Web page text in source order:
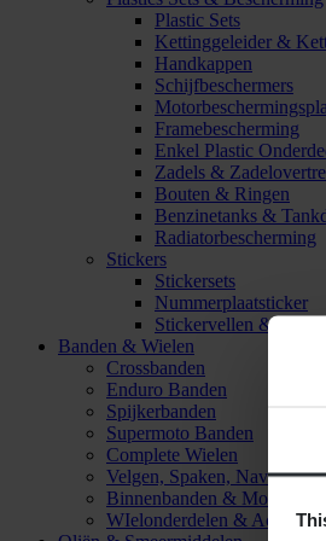
Plastic Sets
Kettinggeleider &
Handkappen
Schijfbeschermers
Framebescherming
Enkel Plastic
Zadels &
Bouten & Ringen
Benzinetanks &
Radiatorbescherming
Stickers
Stickersets
Nummerplaatsticker
Stickervellen &
Banden & Wielen
Crossbanden
Enduro Banden
Spijkerbanden
Supermoto Banden
Complete Wielen
Velgen, Spaken, Naven &
Binnenbanden & Mousses
WIelonderdelen &